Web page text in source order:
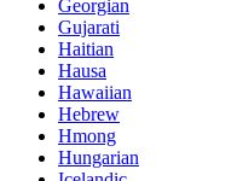
Georgian
Gujarati
Haitian
Hausa
Hawaiian
Hebrew
Hmong
Hungarian